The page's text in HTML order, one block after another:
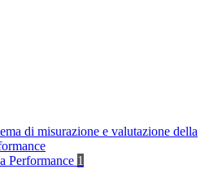
di misurazione e valutazione della
Performance 1